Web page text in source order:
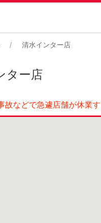
清水インター店
ター店
故などで急遽店舗が休業